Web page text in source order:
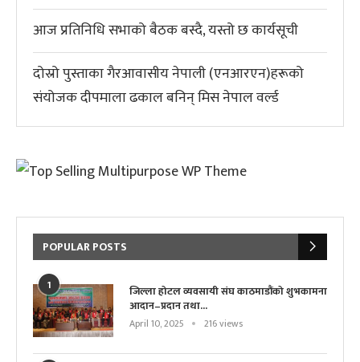
आज प्रतिनिधि सभाको बैठक बस्दै, यस्तो छ कार्यसूची
दोस्रो पुस्ताका गैरआवासीय नेपाली (एनआरएन)हरूको
संयोजक दीपमाला ढकाल बनिन् मिस नेपाल वर्ल्ड
POPULAR POSTS
1
जिल्ला होटल व्यवसायी संघ काठमाडौंको शुभकामना
आदान–प्रदान तथा...
April 10, 2025 216 views